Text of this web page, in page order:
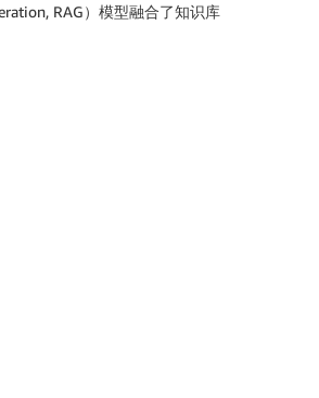
RAG）模型融合了知识库